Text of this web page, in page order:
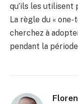
qu’ils les utilisent
La règle du «
cherchez à
pendant la